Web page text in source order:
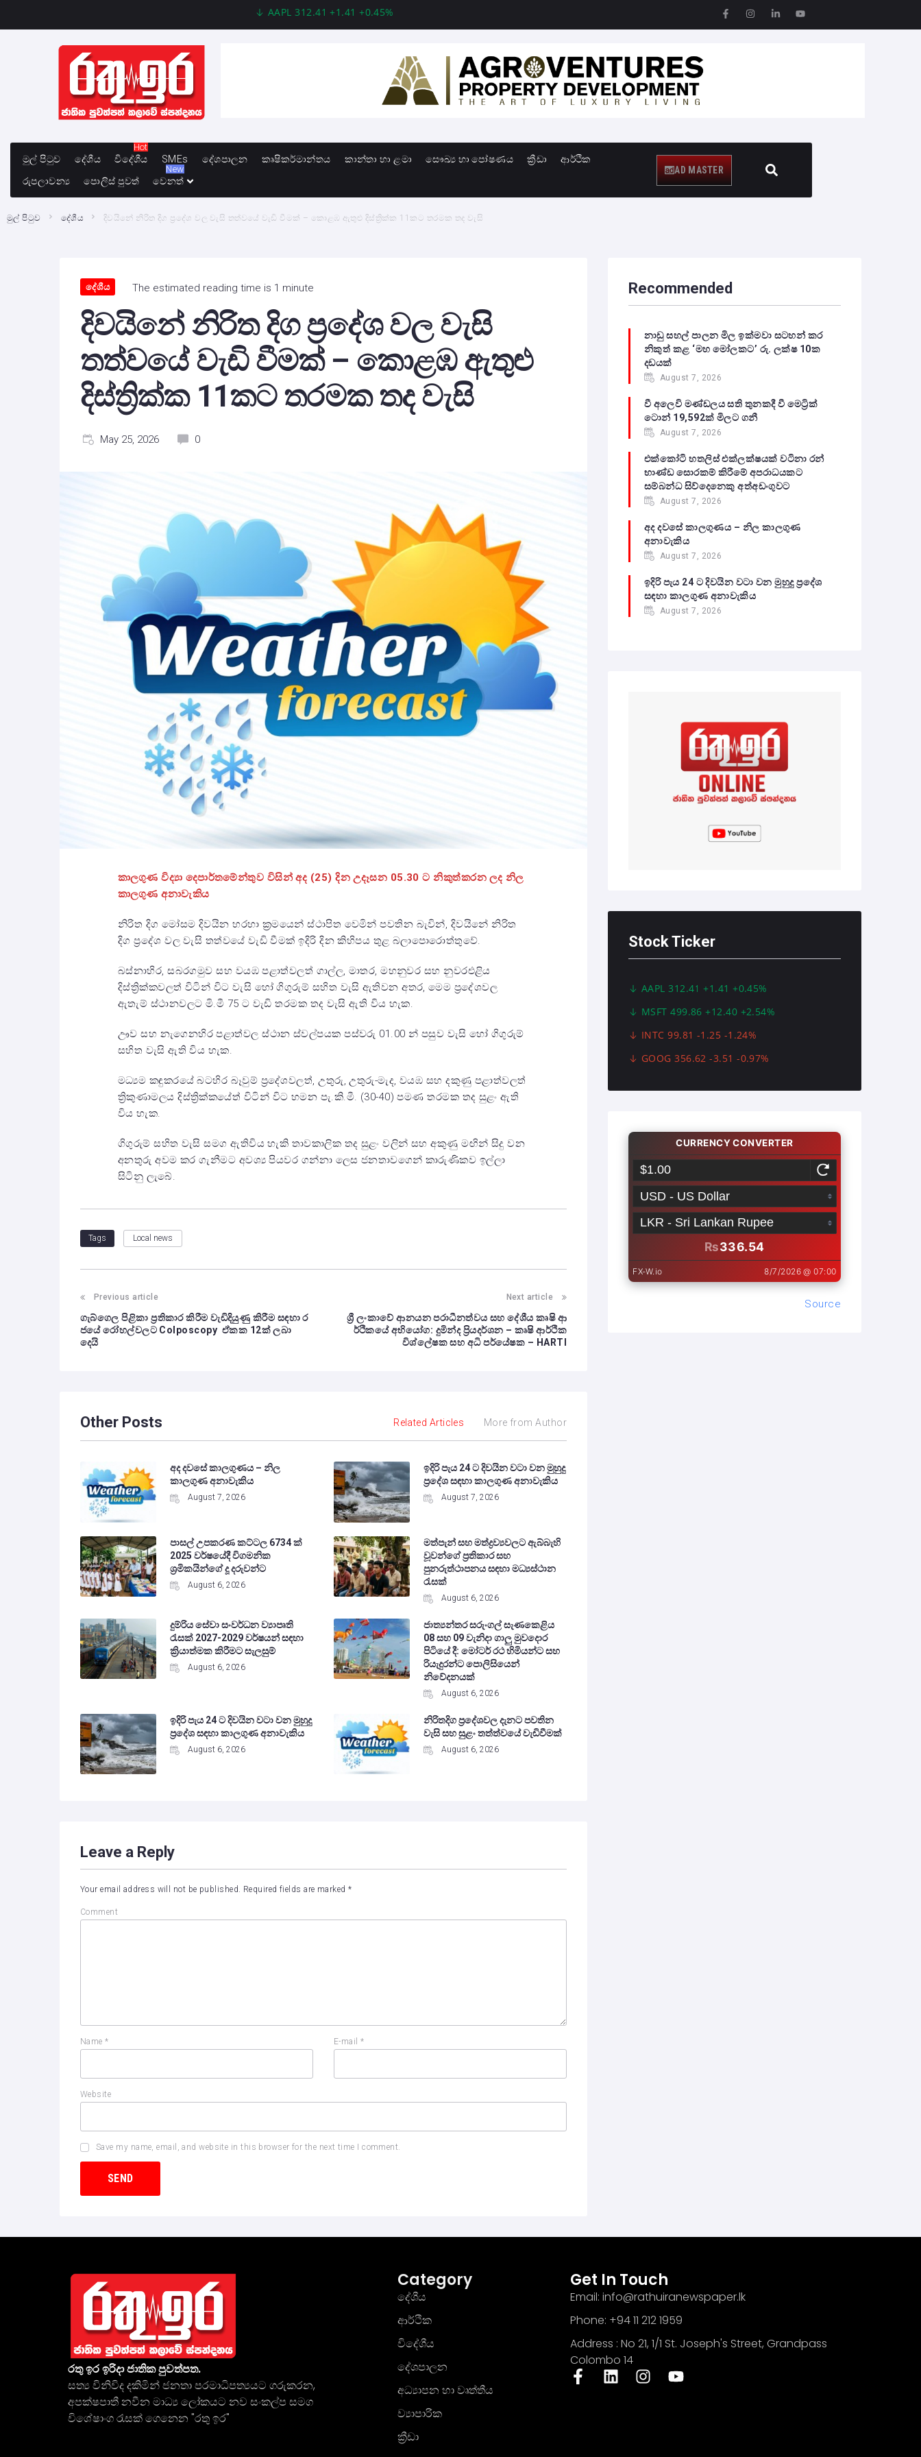
AAPL 312.41 +1.41 +0.45% MSFT 499.86 +12.40 +2.54% GOOG 356.62 -3.51 -0.97%
මුල් පිටුව දේශීය විදේශීය
Hot
SMEs
දේශපාලන කෘෂිකර්මාන්තය කාන්තා හා ළමා සෞඛ්‍ය හා පෝෂණය ක්‍රීඩා
ආර්ථික
රුපලාවන්‍ය
පොලිස් පුවත් වෙනත්
New AD MASTER
මුල් පිටුව දේශීය දිවයිනේ නිරිත දිග ප්‍රදේශ වල වැසි තත්වයේ වැඩි වීමක් – කොළඹ ඇතුළු දිස්ත්‍රික්ක 11කට තරමක තද වැසි
දේශීය The estimated reading time is 1 minute
දිවයිනේ නිරිත දිග ප්‍රදේශ වල වැසි
තත්වයේ වැඩි වීමක් – කොළඹ ඇතුළු
දිස්ත්‍රික්ක 11කට තරමක තද වැසි
May 25, 2026 0
කාලගුණ විද්‍යා දෙපාර්තමේන්තුව විසින් අද (25) දින උදෑසන 05.30 ට නිකුත්කරන ලද නිල
කාලගුණ අනාවැකිය
නිරිත දිග මෝසම දිවයින හරහා ක්‍රමයෙන් ස්ථාපිත වෙමින් පවතින බැවින්, දිවයිනේ නිරිත
දිග ප්‍රදේශ වල වැසි තත්වයේ වැඩි වීමක් ඉදිරි දින කිහිපය තුළ බලාපොරොත්තුවේ.
බස්නාහිර, සබරගමුව සහ වයඹ පළාත්වලත් ගාල්ල, මාතර, මහනුවර සහ නුවරඑළිය
දිස්ත්‍රික්කවලත් විටින් විට වැසි හෝ ගිගුරුම් සහිත වැසි ඇතිවන අතර, මෙම ප්‍රදේශවල
ඇතැම් ස්ථානවලට මි.මී 75 ට වැඩි තරමක තද වැසි ඇති විය හැක.
ඌව සහ නැගෙනහිර පළාත්වල ස්ථාන ස්වල්පයක පස්වරු 01.00 න් පසුව වැසි හෝ ගිගුරුම්
සහිත වැසි ඇති විය හැක.
මධ්‍යම කඳුකරයේ බටහිර බෑවුම් ප්‍රදේශවලත්, උතුරු, උතුරු-මැද, වයඹ සහ දකුණු පළාත්වලත්
ත්‍රිකුණාමලය දිස්ත්‍රික්කයේත් විටින් විට හමන පැ.කි.මී. (30-40) පමණ තරමක තද සුළං ඇති
විය හැක.
ගිගුරුම් සහිත වැසි සමග ඇතිවිය හැකි තාවකාලික තද සුළං වලින් සහ අකුණු මඟින් සිදු වන
අනතුරු අවම කර ගැනීමට අවශ්‍ය පියවර ගන්නා ලෙස ජනතාවගෙන් කාරුණිකව ඉල්ලා
සිටිනු ලැබේ.
Tags Local news
Previous article
ගැබ්ගෙල පිළිකා ප්‍රතිකාර කිරීම වැඩිදියුණු කිරීම සඳහා ර
ජයේ රෝහල්වලට Colposcopy ඒකක 12ක් ලබා
දෙයි
Next article
ශ්‍රී ලංකාවේ ආනයන පරාධීනත්වය සහ දේශීය කෘෂි ආ
ර්ථිකයේ අභියෝග: දුමින්ද ප්‍රියදර්ශන – කෘෂි ආර්ථික
විශ්ලේෂක සහ අධි පර්යේෂක – HARTI
Other Posts Related Articles More from Author
අද දවසේ කාලගුණය – නිල
කාලගුණ අනාවැකිය
August 7, 2026
ඉදිරි පැය 24 ට දිවයින වටා වන මුහුදු
ප්‍රදේශ සඳහා කාලගුණ අනාවැකිය
August 7, 2026
පාසල් උපකරණ කට්ටල 6734 ක්
2025 වර්ෂයේදී විගමනික
ශ්‍රමිකයින්ගේ දූ දරුවන්ට
August 6, 2026
මත්පැන් සහ මත්ද්‍රව්‍යවලට ඇබ්බැහි
වූවන්ගේ ප්‍රතිකාර සහ
පුනරුත්ථාපනය සඳහා මධ්‍යස්ථාන
රැසක්
August 6, 2026
දුම්රිය සේවා සංවර්ධන ව්‍යාපෘති
රැසක් 2027-2029 වර්ෂයන් සඳහා
ක්‍රියාත්මක කිරීමට සැලසුම්
August 6, 2026
ජාත්‍යන්තර සරුංගල් සැණකෙළිය
08 සහ 09 වැනිදා ගාලු මුවදොර
පිටියේ දී: මෝටර් රථ හිමියන්ට සහ
රියැදුරන්ට පොලිසියෙන්
නිවේදනයක්
August 6, 2026
ඉදිරි පැය 24 ට දිවයින වටා වන මුහුදු
ප්‍රදේශ සඳහා කාලගුණ අනාවැකිය
August 6, 2026
නිරිතදිග ප්‍රදේශවල දැනට පවතින
වැසි සහ සුළං තත්ත්වයේ වැඩිවීමක්
August 6, 2026
Leave a Reply
Your email address will not be published. Required fields are marked*
Comment
Name* E-mail*
Website
Save my name, email, and website in this browser for the next time I comment.
Recommended
නාඩු සහල් පාලන මිල ඉක්මවා සටහන් කර
නිකුත් කළ ‘මහ මෝලකට’ රු. ලක්ෂ 10ක
දඩයක්
August 7, 2026
වී අලෙවි මණ්ඩලය සති තුනකදී වී මෙට්‍රික්
ටොන් 19,592ක් මිලට ගනී
August 7, 2026
එක්කෝටි හතලිස් එක්ලක්ෂයක් වටිනා රන්
භාණ්ඩ සොරකම් කිරීමේ අපරාධයකට
සම්බන්ධ සිව්දෙනෙකු අත්අඩංගුවට
August 7, 2026
අද දවසේ කාලගුණය – නිල කාලගුණ
අනාවැකිය
August 7, 2026
ඉදිරි පැය 24 ට දිවයින වටා වන මුහුදු ප්‍රදේශ
සඳහා කාලගුණ අනාවැකිය
August 7, 2026
Stock Ticker
AAPL 312.41 +1.41 +0.45%
MSFT 499.86 +12.40 +2.54%
INTC 99.81 -1.25 -1.24%
GOOG 356.62 -3.51 -0.97%
Source
රතු ඉර ඉරිදා ජාතික පුවත්පත.
සත්‍ය විනිවිද දකිමින් ජනතා පරමාධිපත්‍යයට ගරුකරන,
අපක්ෂපාතී නවීන මාධ්‍ය ලෝකයට නව සංකල්ප සමග
විශේෂාංග රැසක් ගෙනෙන "රතු ඉර"
Get In Touch
Email: info@rathuiranewspaper.lk
Phone: +94 11 212 1959
Address : No 21, 1/1 St. Joseph's Street, Grandpass
Colombo 14
Category
දේශීය
ආර්ථික
විදේශීය
දේශපාලන
අධ්‍යාපන හා වෘත්තීය
ව්‍යාපාරික
ක්‍රීඩා